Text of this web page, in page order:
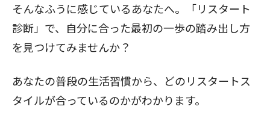
そんなふうに感じているあなたへ。「リスタート
診断」で、自分に合った最初の一歩の踏み出し方
を見つけてみませんか？
あなたの普段の生活習慣から、どのリスタートス
タイルが合っているのかがわかります。